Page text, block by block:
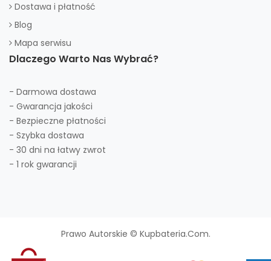
Dostawa i płatność
Blog
Mapa serwisu
Dlaczego Warto Nas Wybrać?
- Darmowa dostawa
- Gwarancja jakości
- Bezpieczne płatności
- Szybka dostawa
- 30 dni na łatwy zwrot
- 1 rok gwarancji
Prawo Autorskie © Kupbateria.com.